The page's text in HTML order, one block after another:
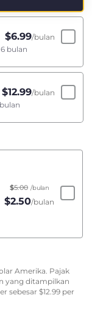
$6.99/bulan
bulan
$12.99/bulan
$5.00 /bulan
$2.50/bulan
Amerika. Pajak
yang ditampilkan
sebesar $12.99 per